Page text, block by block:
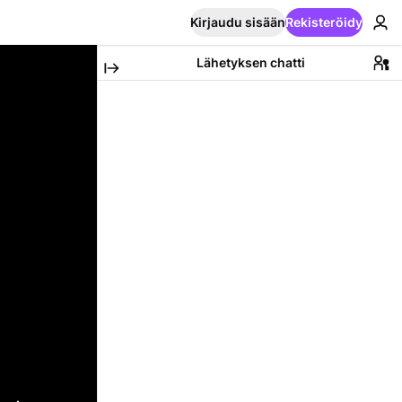
Kirjaudu sisäänRekisteröidy
Lähetyksen chatti